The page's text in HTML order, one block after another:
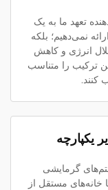
تعهد ما به یک
نمی‌دهیم؛ بلکه
انرژی و کاهش
ترکیب را متناسب
کنند.
یکپارچه
گرمایشی
خانه‌های مستقل از